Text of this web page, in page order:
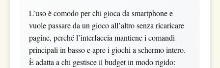
L’uso è comodo per chi gioca da smartphone e
vuole passare da un gioco all’altro senza ricaricare
pagine, perché l’interfaccia mantiene i comandi
principali in basso e apre i giochi a schermo intero.
È adatta a chi gestisce il budget in modo rigido: